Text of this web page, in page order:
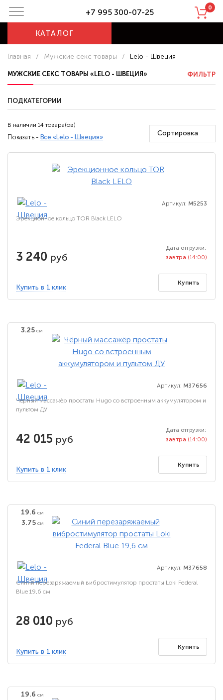
+7 995 300-07-25 0
КАТАЛОГ
Главная / Мужские секс товары / Lelo - Швеция
МУЖСКИЕ СЕКС ТОВАРЫ «LELO - ШВЕЦИЯ» ФИЛЬТР
ПОДКАТЕГОРИИ
В наличии 14 товара(ов)
Показать - Все «Lelo - Швеция» Сортировка
Артикул: M5253
Эрекционное кольцо TOR Black LELO
3 240 руб
Дата отгрузки:
завтра (14:00)
Купить в 1 клик
Купить
3.25 см
Артикул: M37656
Чёрный массажёр простаты Hugo со встроенным аккумулятором и
пультом ДУ
42 015 руб
Дата отгрузки:
завтра (14:00)
Купить в 1 клик
Купить
19.6 см
3.75 см
Артикул: M37658
Синий перезаряжаемый вибростимулятор простаты Loki Federal
Blue 19,6 см
28 010 руб
Купить в 1 клик
Купить
19.6 см